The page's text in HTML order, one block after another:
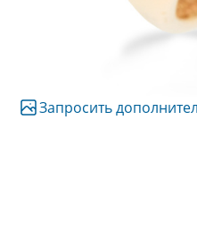
Запросить